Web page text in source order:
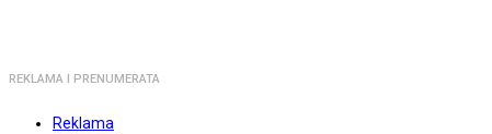
REKLAMA I PRENUMERATA
Reklama